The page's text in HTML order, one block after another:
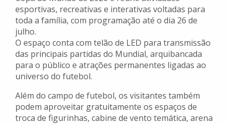
esportivas, recreativas e interativas voltadas para
toda a família, com programação até o dia 26 de
julho.
O espaço conta com telão de LED para transmissão
das principais partidas do Mundial, arquibancada
para o público e atrações permanentes ligadas ao
universo do futebol.
Além do campo de futebol, os visitantes também
podem aproveitar gratuitamente os espaços de
troca de figurinhas, cabine de vento temática, arena